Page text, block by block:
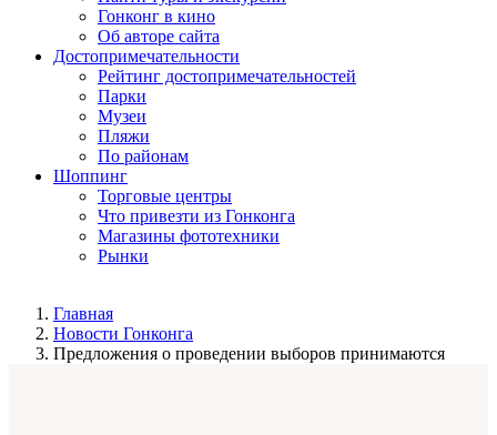
Гонконг в кино
Об авторе сайта
Достопримечательности
Рейтинг достопримечательностей
Парки
Музеи
Пляжи
По районам
Шоппинг
Торговые центры
Что привезти из Гонконга
Магазины фототехники
Рынки
Главная
Новости Гонконга
Предложения о проведении выборов принимаются